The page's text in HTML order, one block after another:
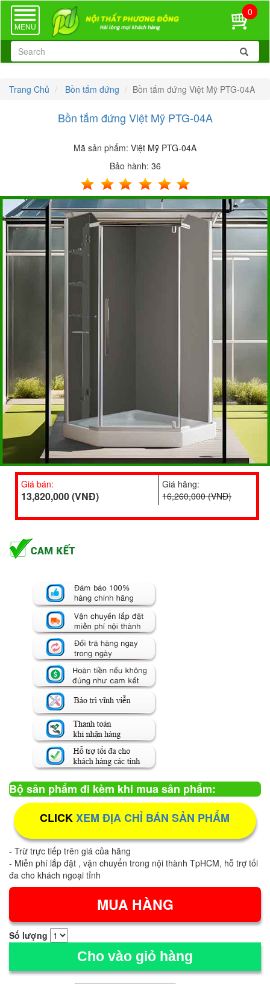
TOGGLE
NAVIGATION
MENU
0
Trang Chủ Bồn tắm đứng Bồn tắm đứng Việt Mỹ PTG-04A
Bồn tắm đứng Việt Mỹ PTG-04A
Mã sản phẩm: Việt Mỹ PTG-04A
Bảo hành: 36
Giá bán:
13,820,000 (VNĐ)
Giá hãng:
16,260,000 (VNĐ)
Bộ sản phẩm đi kèm khi mua sản phẩm:
CLICKXEM ĐỊA CHỈ BÁN SẢN PHẨM
- Trừ trực tiếp trên giá của hãng
- Miễn phí lắp đặt , vận chuyển trong nội thành TpHCM, hỗ trợ tối
đa cho khách ngoại tỉnh
Số lượng
Cho vào giỏ hàng